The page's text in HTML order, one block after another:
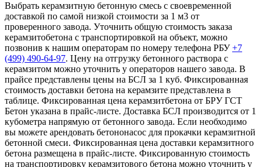
Выбрать керамзитную бетонную смесь с своевременной
доставкой по самой низкой стоимости за 1 м3 от
проверенного завода. Уточнить общую стоимость заказа
керамзитобетона с транспортировкой на объект, можно
позвонив к нашим операторам по номеру телефона РБУ+7
(499) 490-64-97. Цену на отгрузку бетонного раствора с
керамзитом можно уточнить у операторов нашего завода. В
прайсе представлены цены на БСЛ за 1 куб. Фиксированная
стоимость доставки бетона на керамзите представлена в
таблице. Фиксированная цена керамзитбетона от БРУ ГСТ
Бетон указана в прайс-листе. Доставка БСЛ производится от 1
кубометра напрямую от бетонного завода. Если необходимо
вы можете арендовать бетононасос для прокачки керамзитной
бетонной смеси. Фиксированная цена доставки керамзитного
бетона размещена в прайс-листе. Фиксированную стоимость
на транспортировку керамзитового бетона можно уточнить у